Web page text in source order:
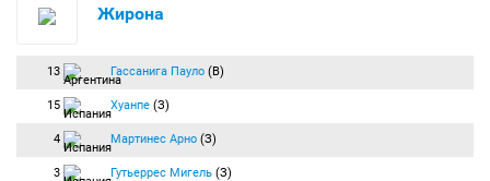
Жирона
13 Гассанига Пауло (В)
15 Хуанпе (З)
4 Мартинес Арно (З)
3 Гутьеррес Мигель (З)